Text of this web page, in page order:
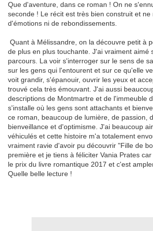
Que d'aventure, dans ce roman ! On ne
seconde ! Le récit est très bien construit et ne
d'émotions ni de rebondissements.
Quant à Mélissandre, on la découvre petit à
de plus en plus touchante. J'ai vraiment aimé
parcours. La voir s'interroger sur le sens de
sur les gens qui l'entourent et sur ce qu'elle
voit grandir, s'épanouir, ouvrir les yeux et
trouvé cela très émouvant. J'ai aussi
descriptions de Montmartre et de l'immeuble
s'installe où les gens sont attachants et
ce roman, beaucoup de lumière, de passion,
bienveillance et d'optimisme. J'ai beaucoup
véhiculés et cette histoire m'a totalement
vraiment ravie d'avoir pu découvrir "Fille de
première et je tiens à féliciter Vania Prates
le prix du livre romantique 2017 et c'est
Quelle belle lecture !